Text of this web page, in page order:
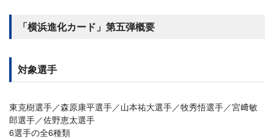
「横浜進化カード」第五弾概要
対象選手
東克樹選手／森原康平選手／山本祐大選手／牧秀悟選手／宮﨑敏
郎選手／佐野恵太選手
6選手の全6種類